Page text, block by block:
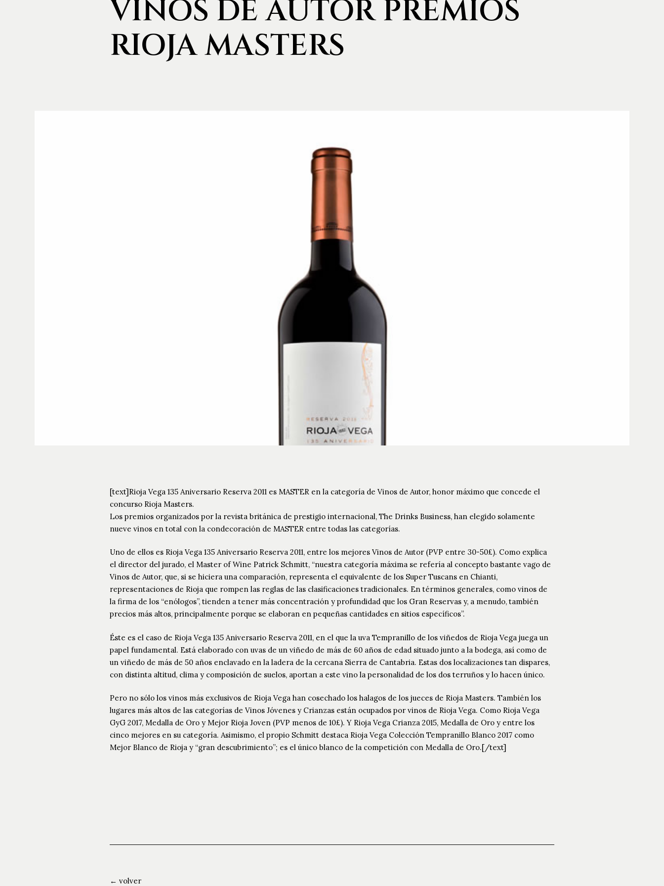
VINOS DE AUTOR PREMIOS
RIOJA MASTERS
[text]Rioja Vega 135 Aniversario Reserva 2011 es MASTER en la categoría de Vinos de Autor, honor máximo que concede el
concurso Rioja Masters.
Los premios organizados por la revista británica de prestigio internacional, The Drinks Business, han elegido solamente
nueve vinos en total con la condecoración de MASTER entre todas las categorías.
Uno de ellos es Rioja Vega 135 Aniversario Reserva 2011, entre los mejores Vinos de Autor (PVP entre 30-50£). Como explica
el director del jurado, el Master of Wine Patrick Schmitt, “nuestra categoría máxima se refería al concepto bastante vago de
Vinos de Autor, que, si se hiciera una comparación, representa el equivalente de los Super Tuscans en Chianti,
representaciones de Rioja que rompen las reglas de las clasificaciones tradicionales. En términos generales, como vinos de
la firma de los “enólogos”, tienden a tener más concentración y profundidad que los Gran Reservas y, a menudo, también
precios más altos, principalmente porque se elaboran en pequeñas cantidades en sitios específicos”.
Éste es el caso de Rioja Vega 135 Aniversario Reserva 2011, en el que la uva Tempranillo de los viñedos de Rioja Vega juega un
papel fundamental. Está elaborado con uvas de un viñedo de más de 60 años de edad situado junto a la bodega, así como de
un viñedo de más de 50 años enclavado en la ladera de la cercana Sierra de Cantabria. Estas dos localizaciones tan dispares,
con distinta altitud, clima y composición de suelos, aportan a este vino la personalidad de los dos terruños y lo hacen único.
Pero no sólo los vinos más exclusivos de Rioja Vega han cosechado los halagos de los jueces de Rioja Masters. También los
lugares más altos de las categorías de Vinos Jóvenes y Crianzas están ocupados por vinos de Rioja Vega. Como Rioja Vega
GyG 2017, Medalla de Oro y Mejor Rioja Joven (PVP menos de 10£). Y Rioja Vega Crianza 2015, Medalla de Oro y entre los
cinco mejores en su categoría. Asimismo, el propio Schmitt destaca Rioja Vega Colección Tempranillo Blanco 2017 como
Mejor Blanco de Rioja y “gran descubrimiento”; es el único blanco de la competición con Medalla de Oro.[/text]
← volver